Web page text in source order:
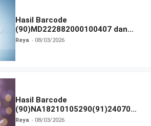
Hasil Barcode
(90)MD222882000100407 dan
Izin BPOM
Reya 08/03/2026
Hasil Barcode
(90)NA18210105290(91)240703
dan Izin BPOM
Reya 08/03/2026